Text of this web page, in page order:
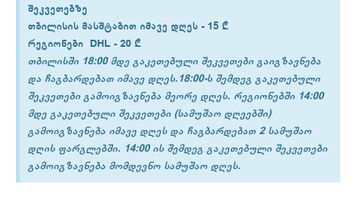
შეკვეთებზე
თბილისის მასშტაბით იმავე დღეს -15 ₾
რეგიონები DHL -20 ₾
თბილისში 18:00 მდე გაკეთებული შეკვეთები გაიგზავნება
და ჩაგბარდებათ იმავე დღეს.18:00-ს შემდეგ გაკეთებული
შეკვეთები გამოიგზავნება მეორე დღეს. რეგიონებში 14:00
მდე გაკეთებული შეკვეთები (სამუშაო დღეებში)
გამოიგზავნება იმავე დღეს და ჩაგბარდებათ 2 სამუშაო
დღის ფარგლებში. 14:00 ის შემდეგ გაკეთებული შეკვეთები
გამოიგზავნება მომდევნო სამუშაო დღეს.